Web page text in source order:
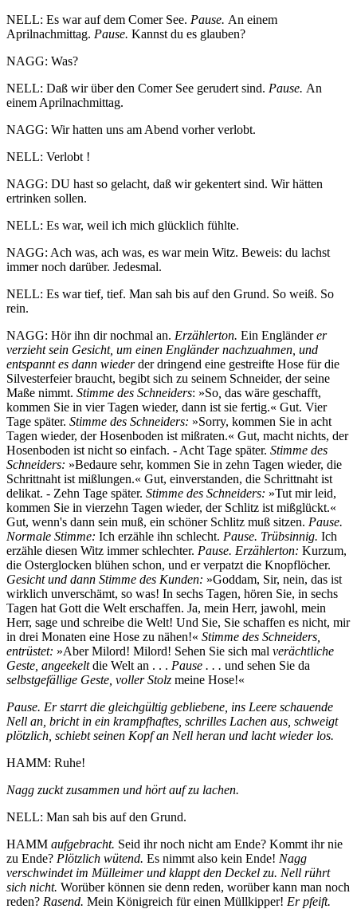
NELL: Es war auf dem Comer See. Pause. An einem
Aprilnachmittag. Pause. Kannst du es glauben?
NAGG: Was?
NELL: Daß wir über den Comer See gerudert sind. Pause. An
einem Aprilnachmittag.
NAGG: Wir hatten uns am Abend vorher verlobt.
NELL: Verlobt !
NAGG: DU hast so gelacht, daß wir gekentert sind. Wir hätten
ertrinken sollen.
NELL: Es war, weil ich mich glücklich fühlte.
NAGG: Ach was, ach was, es war mein Witz. Beweis: du lachst
immer noch darüber. Jedesmal.
NELL: Es war tief, tief. Man sah bis auf den Grund. So weiß. So
rein.
NAGG: Hör ihn dir nochmal an. Erzählerton. Ein Engländerer
verzieht sein Gesicht, um einen Engländer nachzuahmen, und
entspannt es dann wiederder dringend eine gestreifte Hose für die
Silvesterfeier braucht, begibt sich zu seinem Schneider, der seine
Maße nimmt. Stimme des Schneiders: »So das wäre geschafft,
kommen Sie in vier Tagen wieder, dann ist sie fertig.« Gut. Vier
Tage später. Stimme des Schneiders: »Sorry, kommen Sie in acht
Tagen wieder, der Hosenboden ist mißraten.« Gut, macht nichts, der
Hosenboden ist nicht so einfach. - Acht Tage später. Stimme des
Schneiders: »Bedaure sehr, kommen Sie in zehn Tagen wieder, die
Schrittnaht ist mißlungen.« Gut, einverstanden, die Schrittnaht ist
delikat. - Zehn Tage später. Stimme des Schneiders: »Tut mir leid,
kommen Sie in vierzehn Tagen wieder, der Schlitz ist mißglückt.«
Gut, wenn's dann sein muß, ein schöner Schlitz muß sitzen. Pause.
Normale Stimme: Ich erzähle ihn schlecht. Pause. Trübsinnig. Ich
erzähle diesen Witz immer schlechter. Pause. Erzählerton: Kurzum,
die Osterglocken blühen schon, und er verpatzt die Knopflöcher.
Gesicht und dann Stimme des Kunden: »Goddam, Sir, nein, das ist
wirklich unverschämt, so was! In sechs Tagen, hören Sie, in sechs
Tagen hat Gott die Welt erschaffen. Ja, mein Herr, jawohl, mein
Herr, sage und schreibe die Welt! Und Sie, Sie schaffen es nicht, mir
in drei Monaten eine Hose zu nähen!« Stimme des Schneiders,
entrüstet: »Aber Milord! Milord! Sehen Sie sich mal verächtliche
Geste, angeekeltdie Welt an . . . Pause . . . und sehen Sie da
selbstgefällige Geste, voller Stolz meine Hose!«
Pause. Er starrt die gleichgültig gebliebene, ins Leere schauende
Nell an, bricht in ein krampfhaftes, schrilles Lachen aus, schweigt
plötzlich, schiebt seinen Kopf an Nell heran und lacht wieder los.
HAMM: Ruhe!
Nagg zuckt zusammen und hört auf zu lachen.
NELL: Man sah bis auf den Grund.
HAMM aufgebracht. Seid ihr noch nicht am Ende? Kommt ihr nie
zu Ende? Plötzlich wütend. Es nimmt also kein Ende! Nagg
verschwindet im Mülleimer und klappt den Deckel zu. Nell rührt
sich nicht. Worüber können sie denn reden, worüber kann man noch
reden? Rasend. Mein Königreich für einen Müllkipper! Er pfeift.